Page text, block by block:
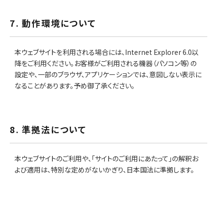
7. 動作環境について
本ウェブサイトを利用される場合には、Internet Explorer 6.0以
降をご利用ください。お客様がご利用される機器（パソコン等）の
設定や、一部のブラウザ、アプリケーションでは、意図しない表示に
なることがあります。予め御了承ください。
8. 準拠法について
本ウェブサイトのご利用や、「サイトのご利用にあたって」の解釈お
よび適用は、特別な定めがないかぎり、日本国法に準拠します。